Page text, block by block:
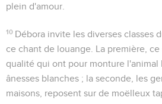
plein d'amour.
10 Débora invite les diverses classes
ce chant de louange. La première,
qualité qui ont pour monture l'animal
ânesses blanches ; la seconde, les
maisons, reposent sur de moëlleux